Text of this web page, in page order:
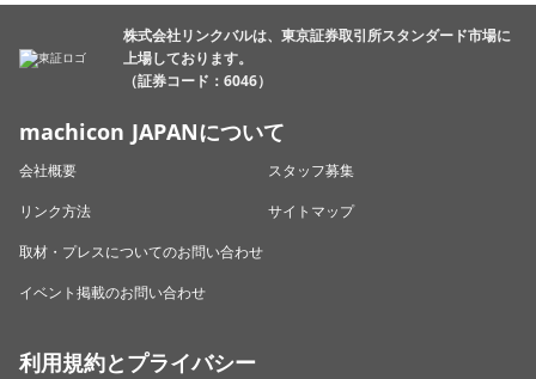
株式会社リンクバルは、東京証券取引所スタンダード市場に
上場しております。
（証券コード：6046）
machicon JAPANについて
会社概要
スタッフ募集
リンク方法
サイトマップ
取材・プレスについてのお問い合わせ
イベント掲載のお問い合わせ
利用規約とプライバシー